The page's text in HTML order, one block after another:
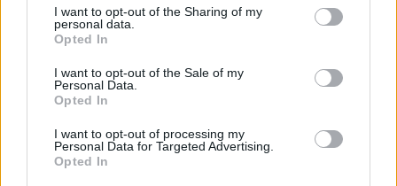
I want to opt-out of the Sharing of my
personal data.
Opted In
I want to opt-out of the Sale of my
Personal Data.
Opted In
I want to opt-out of processing my
Personal Data for Targeted Advertising.
Opted In